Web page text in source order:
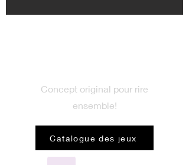
Concept original pour rire
ensemble!
Catalogue des jeux